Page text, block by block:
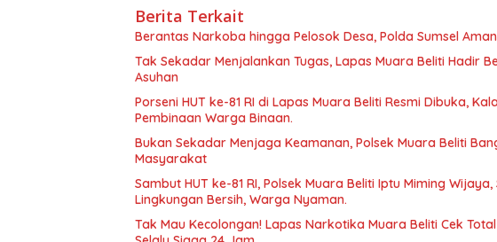
Berita Terkait
Berantas Narkoba hingga Pelosok Desa, Polda Sumsel
Tak Sekadar Menjalankan Tugas, Lapas Muara Beliti Hadir
Asuhan
Porseni HUT ke-81 RI di Lapas Muara Beliti Resmi Dibuka,
Pembinaan Warga Binaan.
Bukan Sekadar Menjaga Keamanan, Polsek Muara Beliti
Masyarakat
Sambut HUT ke-81 RI, Polsek Muara Beliti Iptu Miming
Lingkungan Bersih, Warga Nyaman.
Tak Mau Kecolongan! Lapas Narkotika Muara Beliti Cek